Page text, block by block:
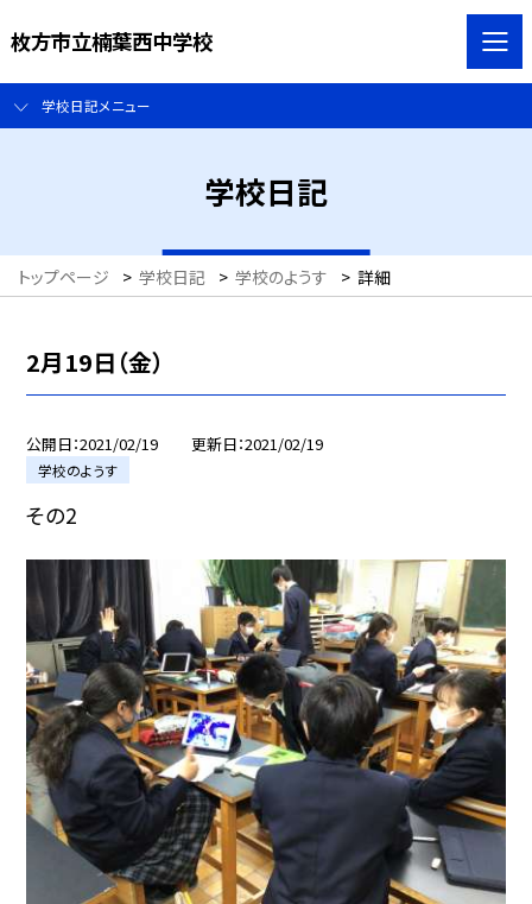
枚方市立楠葉西中学校
学校日記メニュー
学校日記
トップページ > 学校日記 > 学校のようす > 詳細
2月19日（金）
公開日 2021/02/19 更新日 2021/02/19
学校のようす
その2